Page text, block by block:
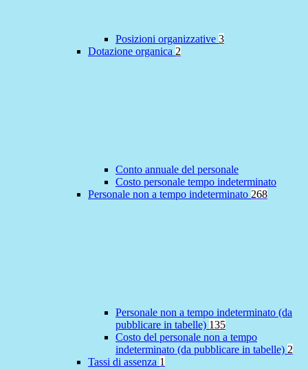
Posizioni organizzative 3
Dotazione organica 2
Conto annuale del personale
Costo personale tempo indeterminato
Personale non a tempo indeterminato 268
Personale non a tempo indeterminato (da
pubblicare in tabelle) 135
Costo del personale non a tempo
indeterminato (da pubblicare in tabelle) 2
Tassi di assenza 1